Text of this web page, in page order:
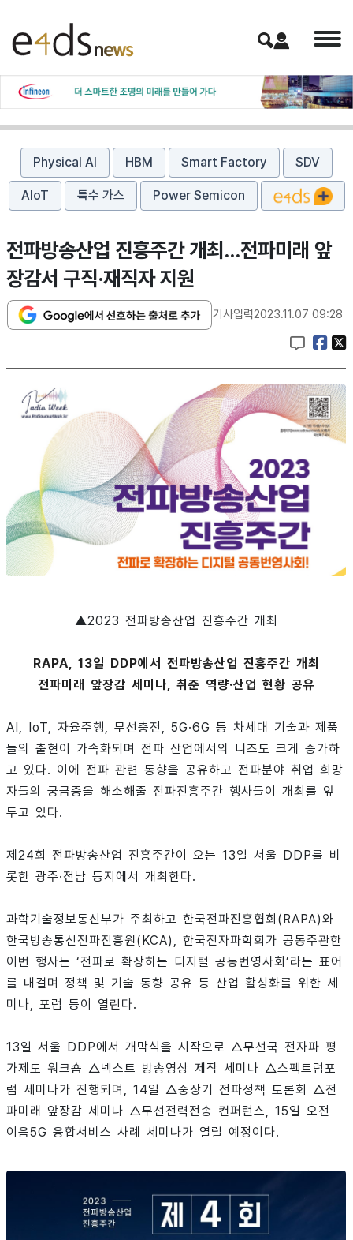
Physical AI HBM Smart Factory SDV
AIoT 특수 가스 Power Semicon
전파방송산업 진흥주간 개최…전파미래 앞
장감서 구직·재직자 지원
기사입력2023.11.07 09:28
▲2023 전파방송산업 진흥주간 개최
RAPA, 13일 DDP에서 전파방송산업 진흥주간 개최
전파미래 앞장감 세미나, 취준 역량·산업 현황 공유
AI, IoT, 자율주행, 무선충전, 5G·6G 등 차세대 기술과 제품
들의 출현이 가속화되며 전파 산업에서의 니즈도 크게 증가하
고 있다. 이에 전파 관련 동향을 공유하고 전파분야 취업 희망
자들의 궁금증을 해소해줄 전파진흥주간 행사들이 개최를 앞
두고 있다.
제24회 전파방송산업 진흥주간이 오는 13일 서울 DDP를 비
롯한 광주·전남 등지에서 개최한다.
과학기술정보통신부가 주최하고 한국전파진흥협회(RAPA)와
한국방송통신전파진흥원(KCA), 한국전자파학회가 공동주관한
이번 행사는 ‘전파로 확장하는 디지털 공동번영사회’라는 표어
를 내걸며 정책 및 기술 동향 공유 등 산업 활성화를 위한 세
미나, 포럼 등이 열린다.
13일 서울 DDP에서 개막식을 시작으로 △무선국 전자파 평
가제도 워크숍 △넥스트 방송영상 제작 세미나 △스펙트럼포
럼 세미나가 진행되며, 14일 △중장기 전파정책 토론회 △전
파미래 앞장감 세미나 △무선전력전송 컨퍼런스, 15일 오전
이음5G 융합서비스 사례 세미나가 열릴 예정이다.